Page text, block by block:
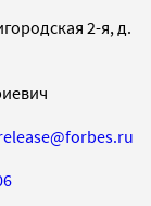
2-я, д.